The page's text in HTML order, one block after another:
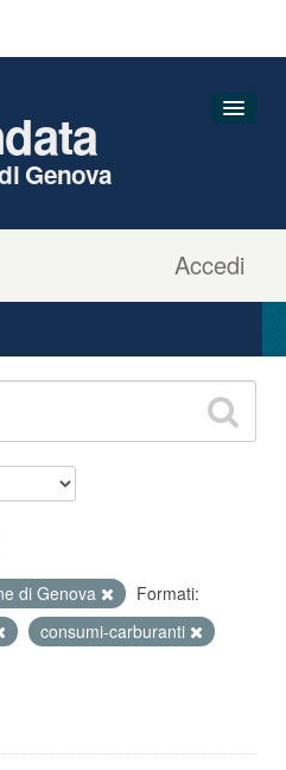
Accedi
Genova
di Genova
Formati:
consumi-carburanti